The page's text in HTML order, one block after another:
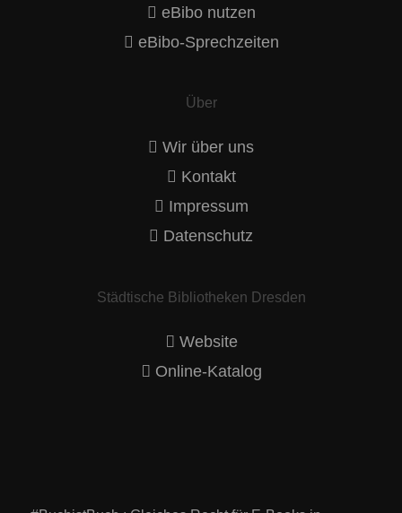
eBibo nutzen
eBibo-Sprechzeiten
Über
Wir über uns
Kontakt
Impressum
Datenschutz
Städtische Bibliotheken Dresden
Website
Online-Katalog